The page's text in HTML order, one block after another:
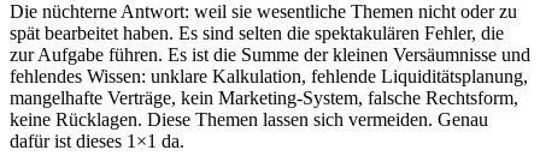
Die nüchterne Antwort: weil sie wesentliche Themen nicht oder zu
spät bearbeitet haben. Es sind selten die spektakulären Fehler, die
zur Aufgabe führen. Es ist die Summe der kleinen Versäumnisse und
fehlendes Wissen: unklare Kalkulation, fehlende Liquiditätsplanung,
mangelhafte Verträge, kein Marketing-System, falsche Rechtsform,
keine Rücklagen. Diese Themen lassen sich vermeiden. Genau
dafür ist dieses 1×1 da.